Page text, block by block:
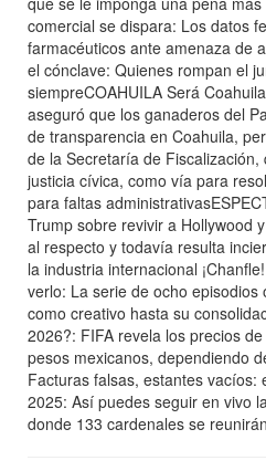
comercial se dispara: Los datos
farmacéuticos ante amenaza de
el cónclave: Quienes rompan el
siempreCOAHUILA Será
aseguró que los ganaderos del
de transparencia en Coahuila,
de la Secretaría de
justicia cívica, como vía para
para faltas
Trump sobre revivir a Hollywood
al respecto y todavía resulta
la industria internacional
verlo: La serie de ocho
como creativo hasta su
2026?: FIFA revela los precios
pesos mexicanos, dependiendo
Facturas falsas, estantes
2025: Así puedes seguir en vivo
donde 133 cardenales se